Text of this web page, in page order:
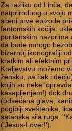
Za razliku od Linča,
natprirodnog u svoju
sceni prve epizode
fantomskih kočija:
puritanskim nazorima
da bude mnogo
bizarnoj ikonografiji
kratkim ali efektnim
Kraljevstvu možemo
žensku, pa čak i
kojih su neke
kasapljenjem!) dok
(odsečena glava,
pogibiji sveštenika,
satanska sila ruga:
('Jesus-Lover!').